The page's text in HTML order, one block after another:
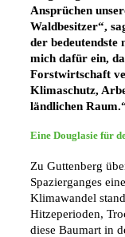
Ansprüchen
Waldbesitzer“,
der bedeutendste
mich dafür ein,
Forstwirtschaft
Klimaschutz,
ländlichen
Eine Douglasie für
Zu Guttenberg
Spazierganges
Klimawandel
Hitzeperioden,
diese Baumart in